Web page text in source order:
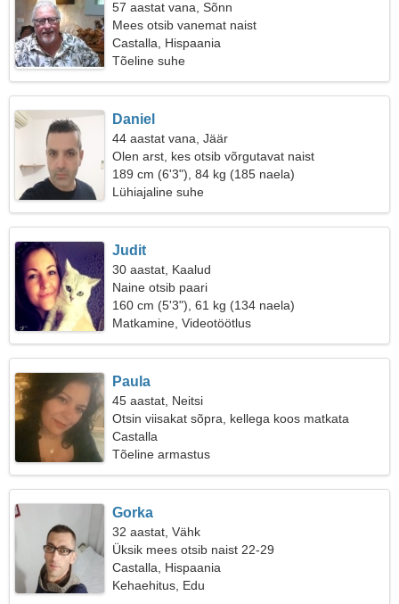
57 aastat vana, Sõnn
Mees otsib vanemat naist
Castalla, Hispaania
Tõeline suhe
Daniel
44 aastat vana, Jäär
Olen arst, kes otsib võrgutavat naist
189 cm (6'3"), 84 kg (185 naela)
Lühiajaline suhe
Judit
30 aastat, Kaalud
Naine otsib paari
160 cm (5'3"), 61 kg (134 naela)
Matkamine, Videotöötlus
Paula
45 aastat, Neitsi
Otsin viisakat sõpra, kellega koos matkata
Castalla
Tõeline armastus
Gorka
32 aastat, Vähk
Üksik mees otsib naist 22-29
Castalla, Hispaania
Kehaehitus, Edu